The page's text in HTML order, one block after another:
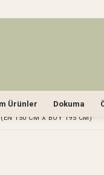
Ürünler Dokuma
(EN 150 CM X BOY 195 CM)